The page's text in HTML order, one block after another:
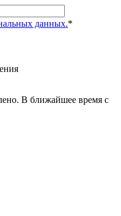
данных.*
В ближайшее время с